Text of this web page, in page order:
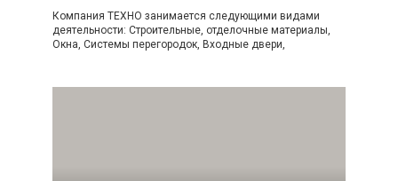
Компания ТЕХНО занимается следующими видами
деятельности: Строительные, отделочные материалы,
Окна, Системы перегородок, Входные двери,